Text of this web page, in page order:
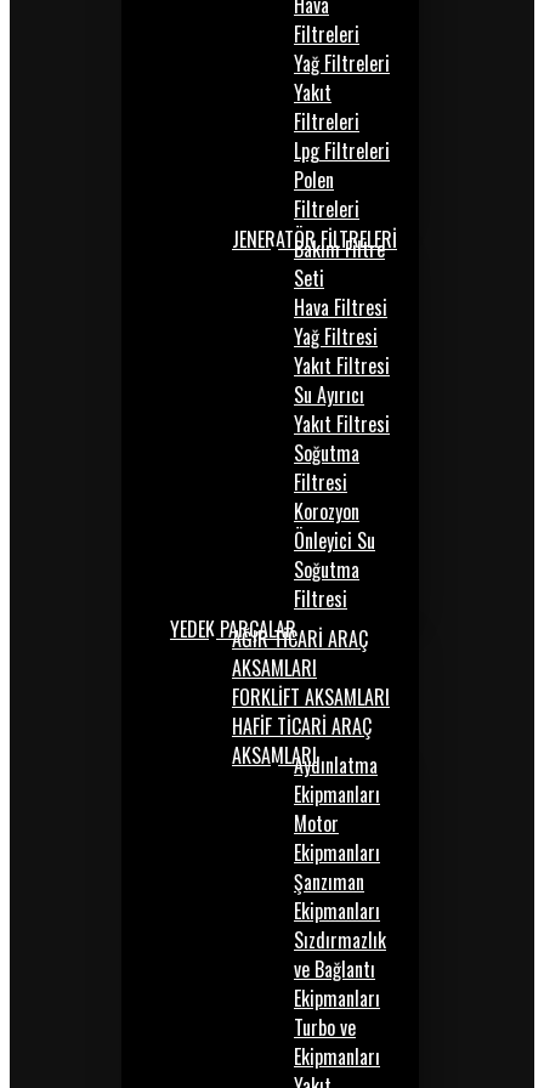
Filtreleri
Yağ Filtreleri
Yakıt
Filtreleri
Lpg Filtreleri
Polen
Filtreleri
JENERATÖR FİLTRELERİ
Bakım Filtre
Seti
Hava Filtresi
Yağ Filtresi
Yakıt Filtresi
Su Ayırıcı
Yakıt Filtresi
Soğutma
Filtresi
Korozyon
Önleyici Su
Soğutma
Filtresi
YEDEK PARÇALARAĞIR TİCARİ ARAÇ
AKSAMLARI
FORKLİFT AKSAMLARI
HAFİF TİCARİ ARAÇ
AKSAMLARIAydınlatma
Ekipmanları
Motor
Ekipmanları
Şanzıman
Ekipmanları
Sızdırmazlık
ve Bağlantı
Ekipmanları
Turbo ve
Ekipmanları